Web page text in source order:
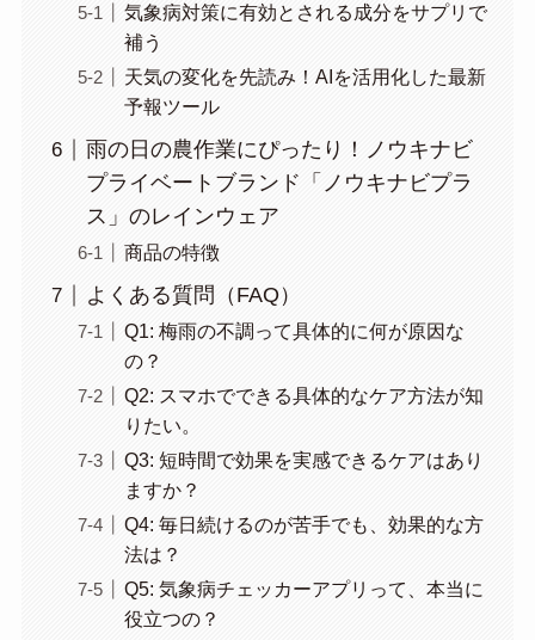
気象病対策に有効とされる成分をサプリで
補う
天気の変化を先読み！AIを活用化した最新
予報ツール
雨の日の農作業にぴったり！ノウキナビ
プライベートブランド「ノウキナビプラ
ス」のレインウェア
商品の特徴
よくある質問（FAQ）
Q1: 梅雨の不調って具体的に何が原因な
の？
Q2: スマホでできる具体的なケア方法が知
りたい。
Q3: 短時間で効果を実感できるケアはあり
ますか？
Q4: 毎日続けるのが苦手でも、効果的な方
法は？
Q5: 気象病チェッカーアプリって、本当に
役立つの？